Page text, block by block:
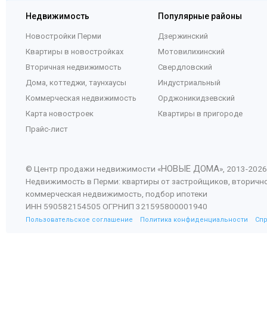
Недвижимость
Новостройки Перми
Квартиры в новостройках
Вторичная недвижимость
Дома, коттеджи, таунхаусы
Коммерческая недвижимость
Карта новостроек
Прайс-лист
Популярные районы
Дзержинский
Мотовилихинский
Свердловский
Индустриальный
Орджоникидзевский
Квартиры в пригороде
© Центр продажи недвижимости «НОВЫЕ ДОМА», 2013-2026
Недвижимость в Перми: квартиры от застройщиков,
коммерческая недвижимость, подбор ипотеки
ИНН 590582154505 ОГРНИП 321595800001940
Пользовательское соглашение Политика конфиденциальности